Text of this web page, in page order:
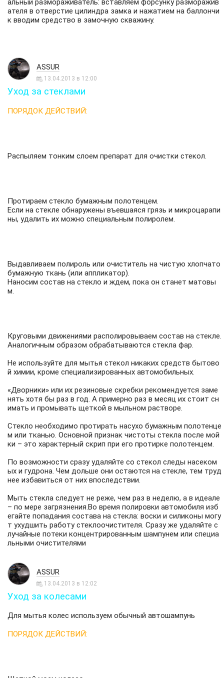
альный размораживатель: вставляем форсунку разморажив
ателя в отверстие цилиндра замка и нажатием на баллончи
к вводим средство в замочную скважину.
ASSUR
13.04.2013 в 12:00
Уход за стеклами
ПОРЯДОК ДЕЙСТВИЙ:
Распыляем тонким слоем препарат для очистки стекол.
Протираем стекло бумажным полотенцем.
Если на стекле обнаружены въевшаяся грязь и микроцарапи
ны, удалить их можно специальным полиролем.
Выдавливаем полироль или очиститель на чистую хлопчато
бумажную ткань (или аппликатор).
Наносим состав на стекло и ждем, пока он станет матовы
м.
Круговыми движениями располировываем состав на стекле.
Аналогичным образом обрабатываются стекла фар.
Не используйте для мытья стекол никаких средств бытово
й химии, кроме специализированных автомобильных.
«Дворники» или их резиновые скребки рекомендуется заме
нять хотя бы раз в год. А примерно раз в месяц их стоит сн
имать и промывать щеткой в мыльном растворе.
Стекло необходимо протирать насухо бумажным полотенце
м или тканью. Основной признак чистоты стекла после мой
ки – это характерный скрип при его протирке полотенцем.
По возможности сразу удаляйте со стекол следы насеком
ых и гудрона. Чем дольше они остаются на стекле, тем труд
нее избавиться от них впоследствии.
Мыть стекла следует не реже, чем раз в неделю, а в идеале
– по мере загрязнения.Во время полировки автомобиля изб
егайте попадания состава на стекла: воски и силиконы могу
т ухудшить работу стеклоочистителя. Сразу же удаляйте с
лучайные потеки концентрированным шампунем или специа
льными очистителями
ASSUR
13.04.2013 в 12:02
Уход за колесами
Для мытья колес используем обычный автошампунь
ПОРЯДОК ДЕЙСТВИЙ: